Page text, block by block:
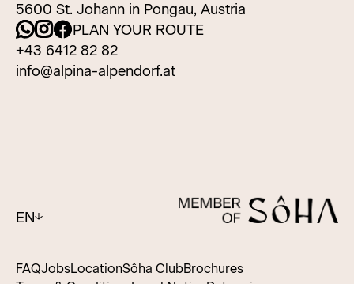
5600 St. Johann in Pongau, Austria
PLAN YOUR ROUTE
+43 6412 82 82
info@alpina-alpendorf.at
EN
FAQJobsLocationSôha ClubBrochures